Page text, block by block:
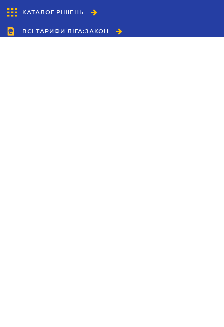
КАТАЛОГ РІШЕНЬ
ВСІ ТАРИФИ ЛІГА:ЗАКОН